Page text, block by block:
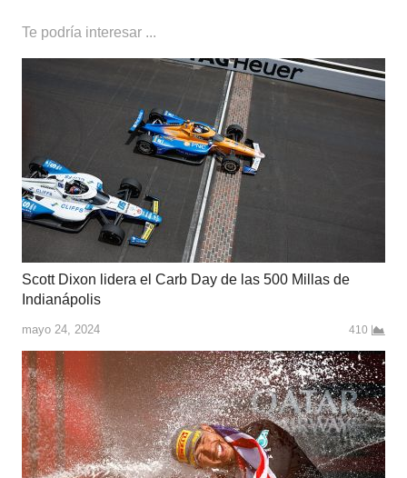
Te podría interesar ...
Scott Dixon lidera el Carb Day de las 500 Millas de
Indianápolis
mayo 24, 2024 410